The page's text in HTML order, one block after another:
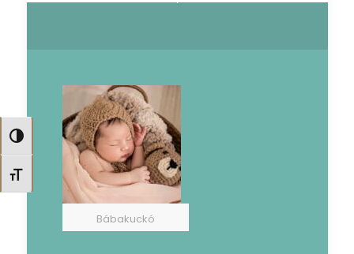
Nagy kontraszt váltása
Betűméret váltása
Bábakuckó